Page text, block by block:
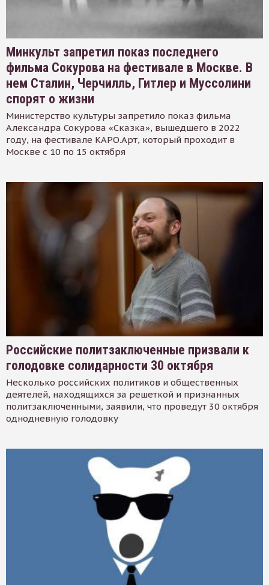
Минкульт запретил показ последнего
фильма Сокурова на фестивале в Москве. В
нем Сталин, Черчилль, Гитлер и Муссолини
спорят о жизни
Министерство культуры запретило показ фильма
Александра Сокурова «Сказка», вышедшего в 2022
году, на фестивале КАРО.Арт, который проходит в
Москве с 10 по 15 октября
Российские политзаключенные призвали к
голодовке солидарности 30 октября
Несколько российских политиков и общественных
деятелей, находящихся за решеткой и признанных
политзаключенными, заявили, что проведут 30 октября
однодневную голодовку